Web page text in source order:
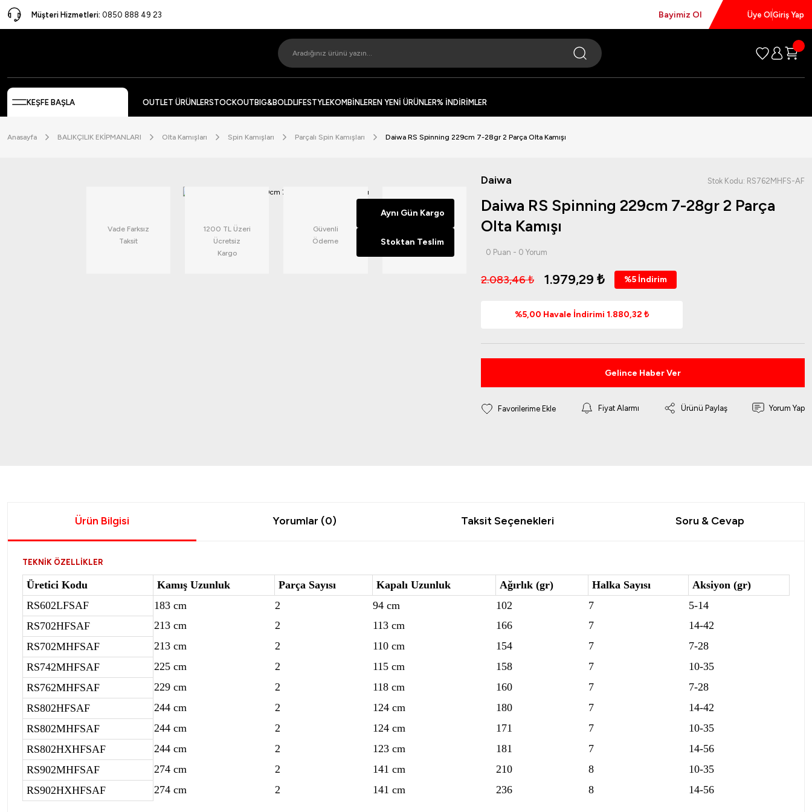
Müşteri Hizmetleri: 0850 888 49 23 Bayimiz Ol Üye OlGiriş Yap
KEŞFE BAŞLA OUTLET ÜRÜNLERSTOCKOUTBIG&BOLDLIFESTYLEKOMBİNLEREN YENİ ÜRÜNLER% İNDİRİMLER
Anasayfa BALIKÇILIK EKİPMANLARI Olta Kamışları Spin Kamışları Parçalı Spin Kamışları Daiwa RS Spinning 229cm 7-28gr 2 Parça Olta Kamışı
Aynı Gün Kargo
Stoktan Teslim
Vade Farksız
Taksit
1200 TL Üzeri
Ücretsiz
Kargo
Güvenli
Ödeme
İade
Daiwa Stok Kodu: RS762MHFS-AF
Daiwa RS Spinning 229cm 7-28gr 2 Parça
Olta Kamışı
0 Puan - 0 Yorum
2.083,46 ₺ 1.979,29 ₺ %5 İndirim
%5,00 Havale İndirimi 1.880,32 ₺
Gelince Haber Ver
Fiyat Alarmı Ürünü Paylaş Yorum Yap
Ürün Bilgisi Yorumlar (0) Taksit Seçenekleri Soru & Cevap
TEKNİK ÖZELLİKLER
Üretici Kodu Kamış Uzunluk Parça Sayısı Kapalı Uzunluk Ağırlık (gr) Halka Sayısı
Aksiyon (gr)
RS602LFSAF
183 cm 2 94 cm 102 7
5-14
RS702HFSAF
213 cm 2 113 cm 166 7
14-42
RS702MHFSAF
213 cm 2 110 cm 154 7
7-28
RS742MHFSAF
225 cm 2 115 cm 158 7
10-35
RS762MHFSAF
229 cm 2 118 cm 160 7
7-28
RS802HFSAF
244 cm 2 124 cm 180 7
14-42
RS802MHFSAF
244 cm 2 124 cm 171 7
10-35
RS802HXHFSAF
244 cm 2 123 cm 181 7
14-56
RS902MHFSAF
274 cm 2 141 cm 210 8
10-35
RS902HXHFSAF
274 cm 2 141 cm 236 8 14-56